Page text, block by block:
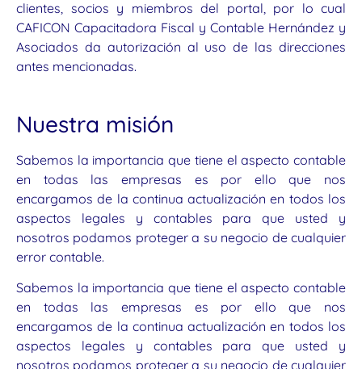
clientes, socios y miembros del portal, por lo cual
CAFICON Capacitadora Fiscal y Contable Hernández y
Asociados da autorización al uso de las direcciones
antes mencionadas.
Nuestra misión
Sabemos la importancia que tiene el aspecto contable
en todas las empresas es por ello que nos
encargamos de la continua actualización en todos los
aspectos legales y contables para que usted y
nosotros podamos proteger a su negocio de cualquier
error contable.
Sabemos la importancia que tiene el aspecto contable
en todas las empresas es por ello que nos
encargamos de la continua actualización en todos los
aspectos legales y contables para que usted y
nosotros podamos proteger a su negocio de cualquier